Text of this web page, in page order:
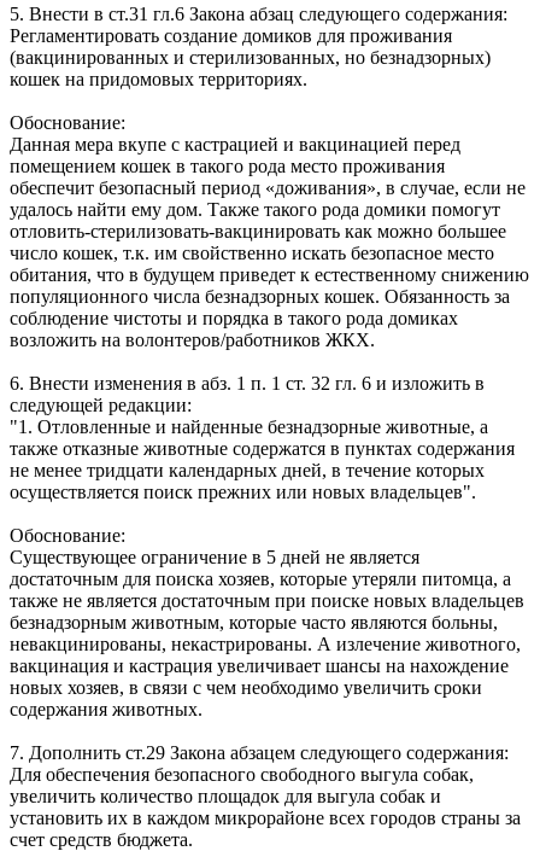
5. Внести в ст.31 гл.6 Закона абзац следующего содержания:
Регламентировать создание домиков для проживания
(вакцинированных и стерилизованных, но безнадзорных)
кошек на придомовых территориях.
Обоснование:
Данная мера вкупе с кастрацией и вакцинацией перед
помещением кошек в такого рода место проживания
обеспечит безопасный период «доживания», в случае, если не
удалось найти ему дом. Также такого рода домики помогут
отловить-стерилизовать-вакцинировать как можно большее
число кошек, т.к. им свойственно искать безопасное место
обитания, что в будущем приведет к естественному снижению
популяционного числа безнадзорных кошек. Обязанность за
соблюдение чистоты и порядка в такого рода домиках
возложить на волонтеров/работников ЖКХ.
6. Внести изменения в абз. 1 п. 1 ст. 32 гл. 6 и изложить в
следующей редакции:
"1. Отловленные и найденные безнадзорные животные, а
также отказные животные содержатся в пунктах содержания
не менее тридцати календарных дней, в течение которых
осуществляется поиск прежних или новых владельцев".
Обоснование:
Существующее ограничение в 5 дней не является
достаточным для поиска хозяев, которые утеряли питомца, а
также не является достаточным при поиске новых владельцев
безнадзорным животным, которые часто являются больны,
невакцинированы, некастрированы. А излечение животного,
вакцинация и кастрация увеличивает шансы на нахождение
новых хозяев, в связи с чем необходимо увеличить сроки
содержания животных.
7. Дополнить ст.29 Закона абзацем следующего содержания:
Для обеспечения безопасного свободного выгула собак,
увеличить количество площадок для выгула собак и
установить их в каждом микрорайоне всех городов страны за
счет средств бюджета.